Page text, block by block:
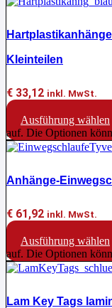
Kleinteilen
€ 33,12 inkl. MwSt.
Ausführung wählen
auf. Die Optionen
Anhänge-
€ 61,92 inkl. MwSt.
Ausführung wählen
auf. Die Optionen
Lam Key Tags